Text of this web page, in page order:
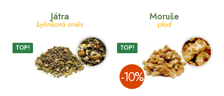
Játra
bylinková směs
TOP!
Moruše
plod
TOP!
­-10%